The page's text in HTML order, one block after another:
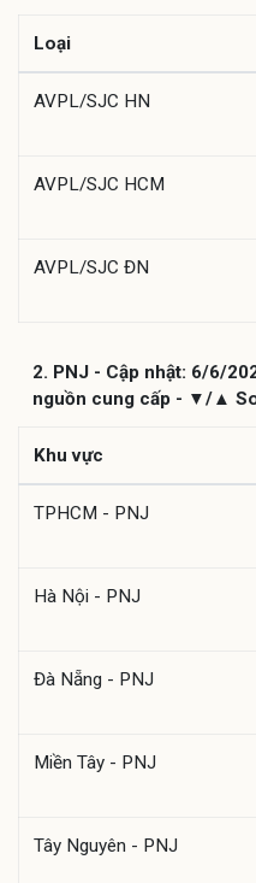
Loại
AVPL/SJC HN
AVPL/SJC HCM
AVPL/SJC ĐN
2. PNJ - Cập nhật: 6/6/
nguồn cung cấp - ▼/▲
Khu vực
TPHCM - PNJ
Hà Nội - PNJ
Đà Nẵng - PNJ
Miền Tây - PNJ
Tây Nguyên - PNJ